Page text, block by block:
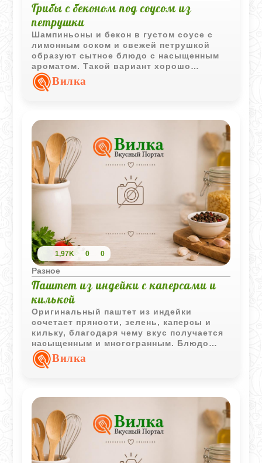
Грибы с беконом под соусом из
петрушки
Шампиньоны и бекон в густом соусе с
лимонным соком и свежей петрушкой
образуют сытное блюдо с насыщенным
ароматом. Такой вариант хорошо
подойдёт как самостоятельная горячая
закуска или дополнение к гарниру.
Вилка
1,97K 0 0
Разное
Паштет из индейки с каперсами и
килькой
Оригинальный паштет из индейки
сочетает пряности, зелень, каперсы и
кильку, благодаря чему вкус получается
насыщенным и многогранным. Блюдо
подходит как для повседневной подачи,
так и для праздничных закусок.
Вилка